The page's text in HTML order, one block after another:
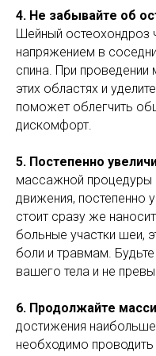
4. Не забывайте об
Шейный остеохондроз
напряжением в
спина. При
этих областях и
поможет облегчить
дискомфорт.
5. Постепенно
массажной процедуры
движения, постепенно
стоит сразу же
больные участки шеи,
боли и травмам.
вашего тела и не
6. Продолжайте
достижения
необходимо